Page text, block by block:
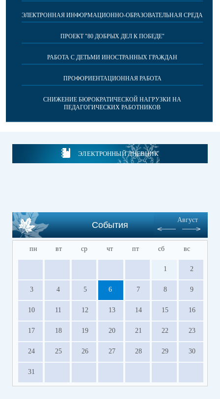
ЭЛЕКТРОННАЯ ИНФОРМАЦИОННО-ОБРАЗОВАТЕЛЬНАЯ СРЕДА
ПРОЕКТ "80 ДОБРЫХ ДЕЛ К ПОБЕДЕ"
РАБОТА С ДЕТЬМИ ИНОСТРАННЫХ ГРАЖДАН
ПРОФОРИЕНТАЦИОННАЯ РАБОТА
СНИЖЕНИЕ БЮРОКРАТИЧЕСКОЙ НАГРУЗКИ НА
ПЕДАГОГИЧЕСКИХ РАБОТНИКОВ
ЭЛЕКТРОННЫЙ ДНЕВНИК
События
Август
пн вт ср чт пт сб вс
1 2
3 4 5 6 7 8 9
10 11 12 13 14 15 16
17 18 19 20 21 22 23
24 25 26 27 28 29 30
31